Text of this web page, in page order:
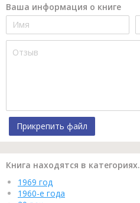
Ваша информация о книге
Прикрепить файл
Книга находятся в категориях.
1969 год
1960-е года